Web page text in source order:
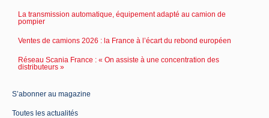
La transmission automatique, équipement adapté au camion de
pompier
Ventes de camions 2026 : la France à l’écart du rebond européen
Réseau Scania France : « On assiste à une concentration des
distributeurs »
S’abonner au magazine
Toutes les actualités